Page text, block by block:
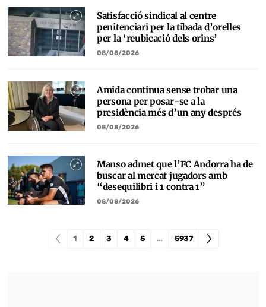
Satisfacció sindical al centre
penitenciari per la tibada d’orelles
per la ‘reubicació dels orins’
08/08/2026
Amida continua sense trobar una
persona per posar-se a la
presidència més d’un any després
08/08/2026
Manso admet que l’FC Andorra ha de
buscar al mercat jugadors amb
“desequilibri i 1 contra 1”
08/08/2026
1 2 3 4 5 … 5937